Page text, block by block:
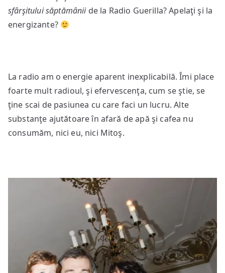
sfârşitului săptămâniide la Radio Guerilla? Apelaţi şi la
energizante?
La radio am o energie aparent inexplicabilă. Îmi place
foarte mult radioul, şi efervescenţa, cum se ştie, se
ţine scai de pasiunea cu care faci un lucru. Alte
substanţe ajutătoare în afară de apă şi cafea nu
consumăm, nici eu, nici Mitoş.